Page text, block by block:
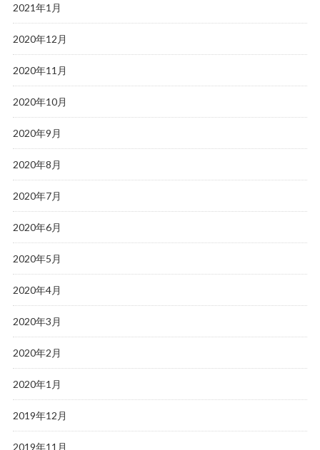
2021年1月
2020年12月
2020年11月
2020年10月
2020年9月
2020年8月
2020年7月
2020年6月
2020年5月
2020年4月
2020年3月
2020年2月
2020年1月
2019年12月
2019年11月